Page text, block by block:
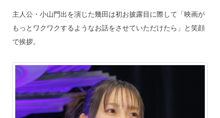
主人公・小山門出を演じた幾田は初お披露目に際して「映画が
もっとワクワクするようなお話をさせていただけたら」と笑顔
で挨拶。